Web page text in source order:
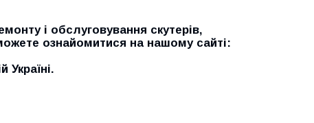
і обслуговування скутерів,
ознайомитися на нашому сайті: